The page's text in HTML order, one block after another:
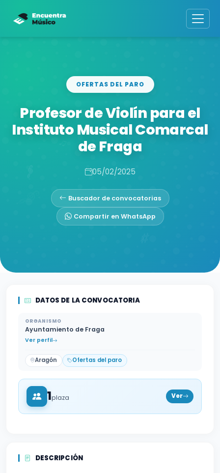
OFERTAS DEL PARO
Profesor de Violín para el
Instituto Musical Comarcal
de Fraga
05/02/2025
Buscador de convocatorias
Compartir en WhatsApp
DATOS DE LA CONVOCATORIA
ORGANISMO
Ayuntamiento de Fraga
Ver perfil
Aragón Ofertas del paro
1plaza Ver
DESCRIPCIÓN